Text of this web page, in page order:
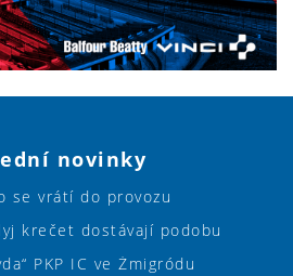
novinky
se vrátí do provozu
krečet dostávají podobu
PKP IC ve Żmigródu